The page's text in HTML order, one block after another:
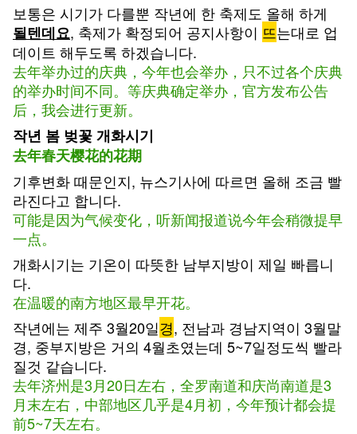
보통은 시기가 다를뿐 작년에 한 축제도 올해 하게
될텐데요, 축제가 확정되어 공지사항이 뜨는대로 업
데이트 해두도록 하겠습니다.
去年举办过的庆典，今年也会举办，只不过各个庆典
的举办时间不同。等庆典确定举办，官方发布公告
后，我会进行更新。
작년 봄 벚꽃 개화시기
去年春天樱花的花期
기후변화 때문인지, 뉴스기사에 따르면 올해 조금 빨
라진다고 합니다.
可能是因为气候变化，听新闻报道说今年会稍微提早
一点。
개화시기는 기온이 따뜻한 남부지방이 제일 빠릅니
다.
在温暖的南方地区最早开花。
작년에는 제주 3월20일경, 전남과 경남지역이 3월말
경, 중부지방은 거의 4월초였는데 5~7일정도씩 빨라
질것 같습니다.
去年济州是3月20日左右，全罗南道和庆尚南道是3
月末左右，中部地区几乎是4月初，今年预计都会提
前5~7天左右。